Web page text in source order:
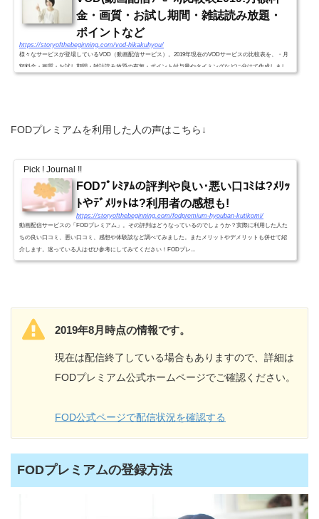
金・画質・お試し期間・雑誌読み放題・
ポイントなど
https://storyofthebeginning.com/vod-hikakuhyou/
様々なサービスが登場しているVOD（動画配信サービス）。2019年現在のVODサービスの比較表を、・月
額料金・画質・お試し期間・雑誌読み放題の有無・ポイント付与量やタイミングなどに分けて作成しまし
FODプレミアムを利用した人の声はこちら↓
Pick ! Journal !!
FODﾌﾟﾚﾐｱﾑの評判や良い･悪い口ｺﾐは?ﾒﾘｯ
ﾄやﾃﾞﾒﾘｯﾄは?利用者の感想も!
https://storyofthebeginning.com/fodpremium-hyouban-kutikomi/
動画配信サービスの「FODプレミアム」。その評判はどうなっているのでしょうか？実際に利用した人た
ちの良い口コミ、悪い口コミ、感想や体験談など調べてみました。またメリットやデメリットも併せて紹
介します。迷っている人はぜひ参考にしてみてください！FODプレ...
2019年8月時点の情報です。
現在は配信終了している場合もありますので、詳細は
FODプレミアム公式ホームページでご確認ください。
FOD公式ページで配信状況を確認する
FODプレミアムの登録方法